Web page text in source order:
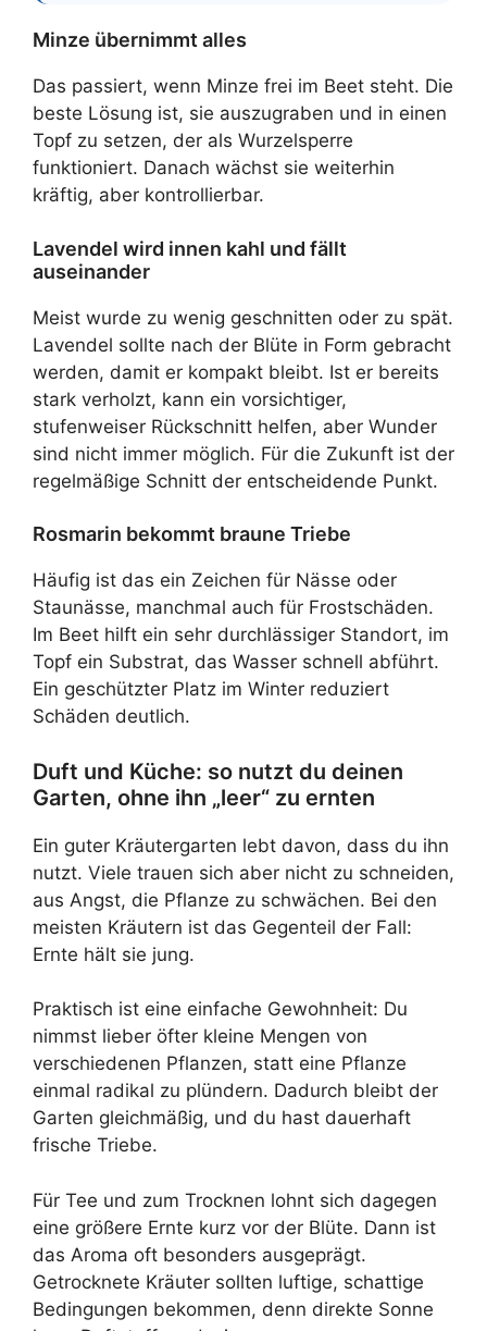
Minze übernimmt alles
Das passiert, wenn Minze frei im Beet steht. Die
beste Lösung ist, sie auszugraben und in einen
Topf zu setzen, der als Wurzelsperre
funktioniert. Danach wächst sie weiterhin
kräftig, aber kontrollierbar.
Lavendel wird innen kahl und fällt
auseinander
Meist wurde zu wenig geschnitten oder zu spät.
Lavendel sollte nach der Blüte in Form gebracht
werden, damit er kompakt bleibt. Ist er bereits
stark verholzt, kann ein vorsichtiger,
stufenweiser Rückschnitt helfen, aber Wunder
sind nicht immer möglich. Für die Zukunft ist der
regelmäßige Schnitt der entscheidende Punkt.
Rosmarin bekommt braune Triebe
Häufig ist das ein Zeichen für Nässe oder
Staunässe, manchmal auch für Frostschäden.
Im Beet hilft ein sehr durchlässiger Standort, im
Topf ein Substrat, das Wasser schnell abführt.
Ein geschützter Platz im Winter reduziert
Schäden deutlich.
Duft und Küche: so nutzt du deinen
Garten, ohne ihn „leer“ zu ernten
Ein guter Kräutergarten lebt davon, dass du ihn
nutzt. Viele trauen sich aber nicht zu schneiden,
aus Angst, die Pflanze zu schwächen. Bei den
meisten Kräutern ist das Gegenteil der Fall:
Ernte hält sie jung.
Praktisch ist eine einfache Gewohnheit: Du
nimmst lieber öfter kleine Mengen von
verschiedenen Pflanzen, statt eine Pflanze
einmal radikal zu plündern. Dadurch bleibt der
Garten gleichmäßig, und du hast dauerhaft
frische Triebe.
Für Tee und zum Trocknen lohnt sich dagegen
eine größere Ernte kurz vor der Blüte. Dann ist
das Aroma oft besonders ausgeprägt.
Getrocknete Kräuter sollten luftige, schattige
Bedingungen bekommen, denn direkte Sonne